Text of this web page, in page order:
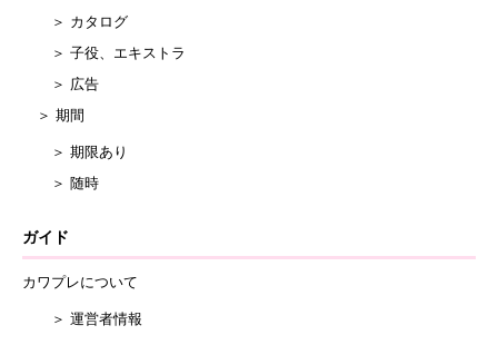
＞ カタログ
＞ 子役、エキストラ
＞ 広告
＞ 期間
＞ 期限あり
＞ 随時
ガイド
カワプレについて
＞ 運営者情報